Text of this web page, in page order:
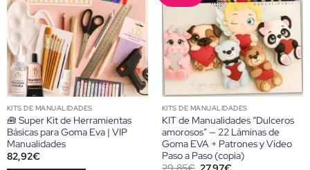
KITS DE MANUALIDADES
🧰 Super Kit de Herramientas
Básicas para Goma Eva | VIP
Manualidades
82,92€
KITS DE MANUALIDADES
KIT de Manualidades “Dulceros
amorosos” — 22 Láminas de
Goma EVA + Patrones y Vídeo
Paso a Paso (copia)
El El